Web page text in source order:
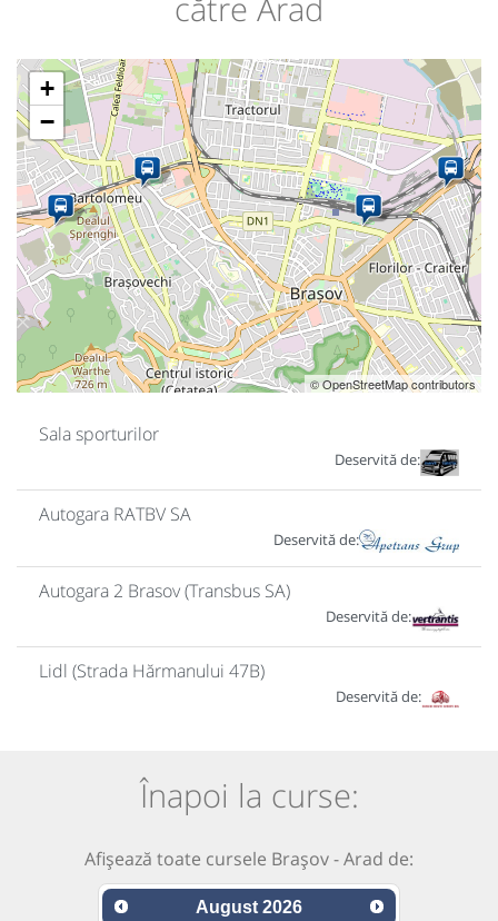
+
−
© OpenStreetMap contributors
Sala sporturilor
Deservită de:
Autogara RATBV SA
Deservită de:
Autogara 2 Brasov (Transbus SA)
Deservită de:
Lidl (Strada Hărmanului 47B)
Deservită de:
Înapoi la curse:
Afișează toate cursele Brașov - Arad de:
August 2026